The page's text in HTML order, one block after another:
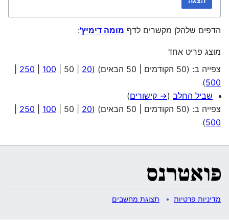
הדפים שלהלן מקשרים לדף מומה דימיץ':
מוצג פריט אחד
צפייה ב: (50 הקודמים 50 הבאים ) (
20
50
100
250
500
)
שביל החלב (→ קישורים)
צפייה ב: (50 הקודמים 50 הבאים ) (
20
50
100
250
500
)
מדיניות פרטיות תצוגת מחשבים